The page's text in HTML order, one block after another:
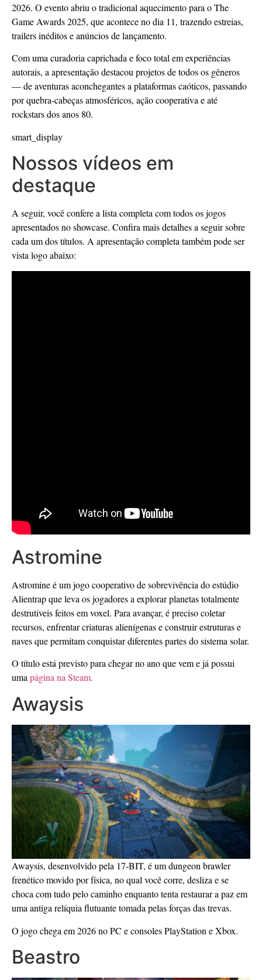
2026. O evento abriu o tradicional aquecimento para o The
Game Awards 2025, que acontece no dia 11, trazendo estreias,
trailers inéditos e anúncios de lançamento.
Com uma curadoria caprichada e foco total em experiências
autorais, a apresentação destacou projetos de todos os gêneros
— de aventuras aconchegantes a plataformas caóticos, passando
por quebra-cabeças atmosféricos, ação cooperativa e até
rockstars dos anos 80.
smart_display
Nossos vídeos em
destaque
A seguir, você confere a lista completa com todos os jogos
apresentados no showcase. Confira mais detalhes a seguir sobre
cada um dos títulos. A apresentação completa também pode ser
vista logo abaixo:
Astromine
Astromine é um jogo cooperativo de sobrevivência do estúdio
Alientrap que leva os jogadores a explorar planetas totalmente
destrutíveis feitos em voxel. Para avançar, é preciso coletar
recursos, enfrentar criaturas alienígenas e construir estruturas e
naves que permitam conquistar diferentes partes do sistema solar.
O título está previsto para chegar no ano que vem e já possui
umapágina na Steam.
Awaysis
Awaysis, desenvolvido pela 17-BIT, é um dungeon brawler
frenético movido por física, no qual você corre, desliza e se
choca com tudo pelo caminho enquanto tenta restaurar a paz em
uma antiga relíquia flutuante tomada pelas forças das trevas.
O jogo chega em 2026 no PC e consoles PlayStation e Xbox.
Beastro